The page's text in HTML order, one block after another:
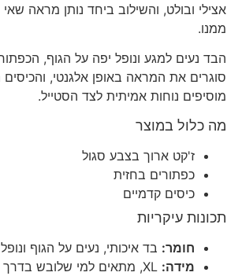
אצילי ובולט, והשילוב ביחד נותן מראה
ממנו.
הבד נעים למגע ונופל יפה על הגוף,
סוגרים את המראה באופן אלגנטי, והכיסים
מוסיפים נוחות אמיתית לצד הסטייל.
מה כלול במוצר
ז'קט ארוך בצבע סגול
כפתורים בחזית
כיסים קדמיים
תכונות עיקריות
חומר: בד איכותי, נעים על הגוף
מידה: